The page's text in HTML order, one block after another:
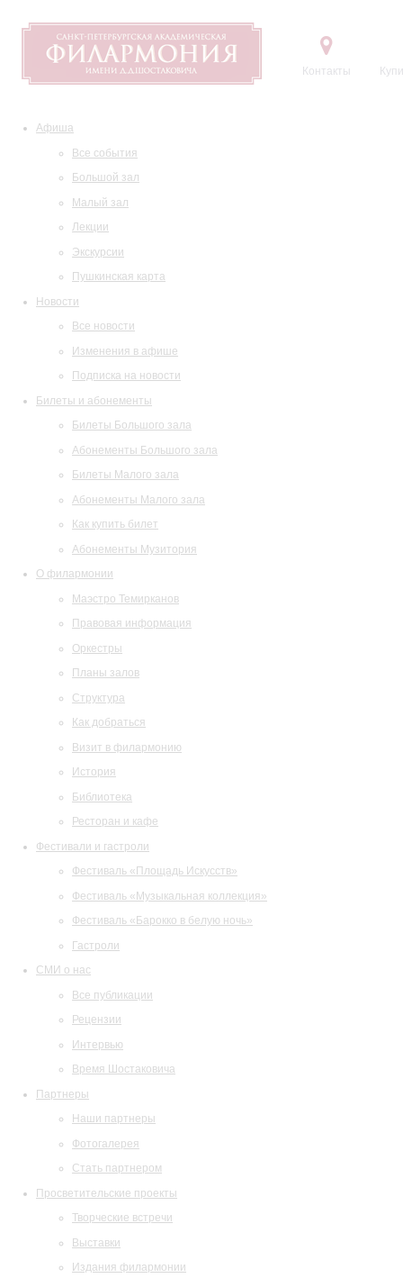
Контакты
Афиша
Все события
Большой зал
Малый зал
Лекции
Экскурсии
Пушкинская карта
Новости
Все новости
Изменения в афише
Подписка на новости
Билеты и абонементы
Билеты Большого зала
Абонементы Большого зала
Билеты Малого зала
Абонементы Малого зала
Как купить билет
Абонементы Музитория
О филармонии
Маэстро Темирканов
Правовая информация
Оркестры
Планы залов
Структура
Как добраться
Визит в филармонию
История
Библиотека
Ресторан и кафе
Фестивали и гастроли
Фестиваль «Площадь Искусств»
Фестиваль «Музыкальная коллекция»
Фестиваль «Барокко в белую ночь»
Гастроли
СМИ о нас
Все публикации
Рецензии
Интервью
Время Шостаковича
Партнеры
Наши партнеры
Фотогалерея
Стать партнером
Просветительские проекты
Творческие встречи
Выставки
Издания филармонии